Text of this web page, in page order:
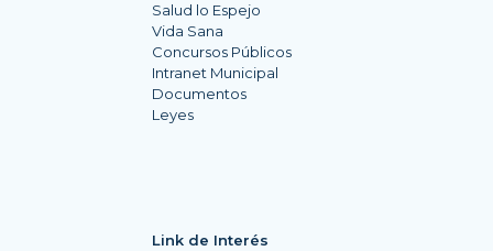
Salud lo Espejo
Vida Sana
Concursos Públicos
Intranet Municipal
Documentos
Leyes
Link de Interés